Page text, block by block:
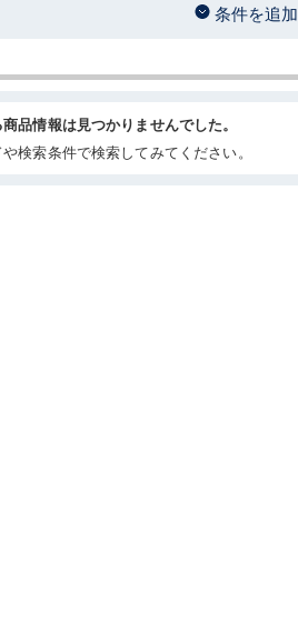
条件を追加
品情報は見つかりませんでした。
検索条件で検索してみてください。